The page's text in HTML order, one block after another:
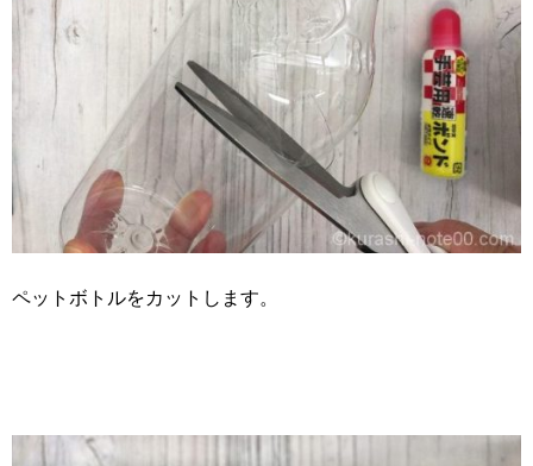
ペットボトルをカットします。